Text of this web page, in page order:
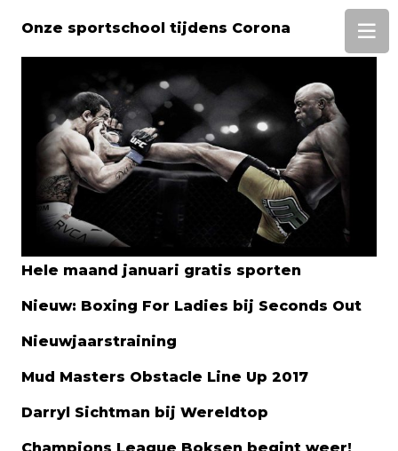
Onze sportschool tijdens Corona
Hele maand januari gratis sporten
Nieuw: Boxing For Ladies bij Seconds Out
Nieuwjaarstraining
Mud Masters Obstacle Line Up 2017
Darryl Sichtman bij Wereldtop